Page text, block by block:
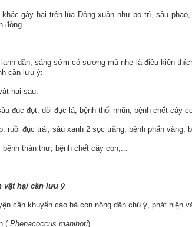
gây hại trên lúa Đông xuân như bọ trĩ, sâu
đòng.
dần, sáng sớm có sương mù nhẹ là điều kiện
cần lưu ý:
hại sau:
đục đọt, dòi đục lá, bệnh thối nhũn, bệnh chết cây
ruồi đục trái, sâu xanh 2 sọc trắng, bệnh phấn vàng,
thán thư, bệnh chết cây con,...
vật hại cần lưu ý
cần khuyến cáo bà con nông dân chú ý, phát hiện
( Phenacoccus manihoti)